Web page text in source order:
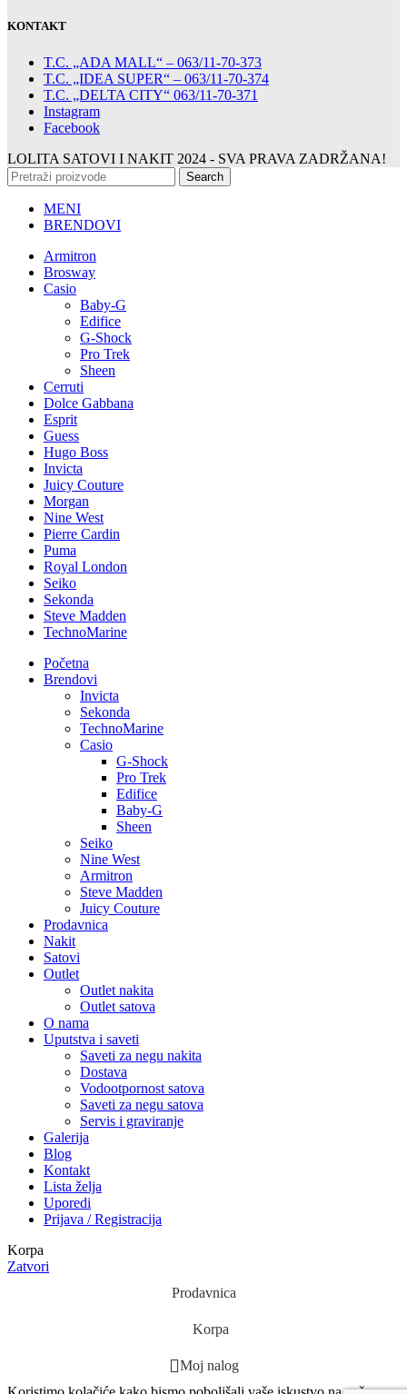
KONTAKT
T.C. „ADA MALL“ – 063/11-70-373
T.C. „IDEA SUPER“ – 063/11-70-374
T.C. „DELTA CITY“ 063/11-70-371
Instagram
Facebook
LOLITA SATOVI I NAKIT 2024 - SVA PRAVA ZADRŽANA!
Search
MENI
BRENDOVI
Armitron
Brosway
Casio
Baby-G
Edifice
G-Shock
Pro Trek
Sheen
Cerruti
Dolce Gabbana
Esprit
Guess
Hugo Boss
Invicta
Juicy Couture
Morgan
Nine West
Pierre Cardin
Puma
Royal London
Seiko
Sekonda
Steve Madden
TechnoMarine
Početna
Brendovi
Invicta
Sekonda
TechnoMarine
Casio
G-Shock
Pro Trek
Edifice
Baby-G
Sheen
Seiko
Nine West
Armitron
Steve Madden
Juicy Couture
Prodavnica
Nakit
Satovi
Outlet
Outlet nakita
Outlet satova
O nama
Uputstva i saveti
Saveti za negu nakita
Dostava
Vodootpornost satova
Saveti za negu satova
Servis i graviranje
Galerija
Blog
Kontakt
Lista želja
Uporedi
Prijava / Registracija
Korpa
Zatvori
Prodavnica
Korpa
Moj nalog